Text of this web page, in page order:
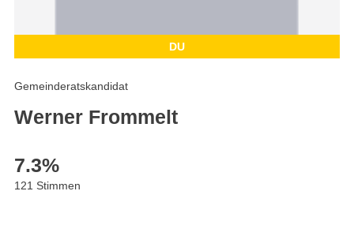
DU
Gemeinderatskandidat
Werner Frommelt
7.3%
121 Stimmen